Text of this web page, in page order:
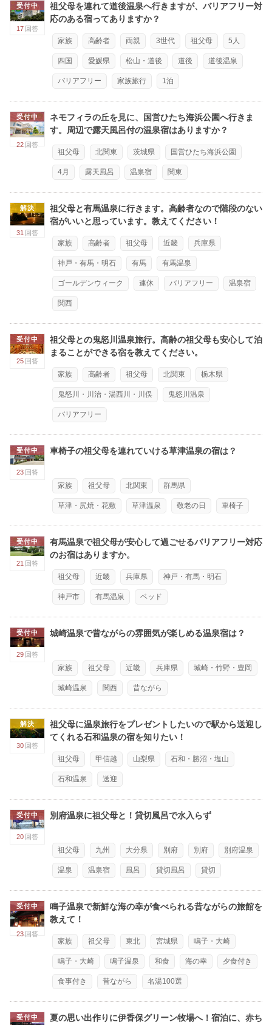
受付中
17 回答
祖父母を連れて道後温泉へ行きますが、バリアフリー対
応のある宿ってありますか？
家族 高齢者 両親 3世代 祖父母 5人
四国 愛媛県 松山・道後 道後 道後温泉
バリアフリー 家族旅行 1泊
受付中
22 回答
ネモフィラの丘を見に、国営ひたち海浜公園へ行きま
す。周辺で露天風呂付の温泉宿はありますか？
祖父母 北関東 茨城県 国営ひたち海浜公園
4月 露天風呂 温泉宿 関東
解決
31 回答
祖父母と有馬温泉に行きます。高齢者なので階段のない
宿がいいと思っています。教えてください！
家族 高齢者 祖父母 近畿 兵庫県
神戸・有馬・明石 有馬 有馬温泉
ゴールデンウィーク 連休 バリアフリー 温泉宿
関西
受付中
25 回答
祖父母との鬼怒川温泉旅行。高齢の祖父母も安心して泊
まることができる宿を教えてください。
家族 高齢者 祖父母 北関東 栃木県
鬼怒川・川治・湯西川・川俣 鬼怒川温泉
バリアフリー
受付中
23 回答
車椅子の祖父母を連れていける草津温泉の宿は？
家族 祖父母 北関東 群馬県
草津・尻焼・花敷 草津温泉 敬老の日 車椅子
受付中
21 回答
有馬温泉で祖父母が安心して過ごせるバリアフリー対応
のお宿はありますか。
祖父母 近畿 兵庫県 神戸・有馬・明石
神戸市 有馬温泉 ベッド
受付中
29 回答
城崎温泉で昔ながらの雰囲気が楽しめる温泉宿は？
家族 祖父母 近畿 兵庫県 城崎・竹野・豊岡
城崎温泉 関西 昔ながら
解決
30 回答
祖父母に温泉旅行をプレゼントしたいので駅から送迎し
てくれる石和温泉の宿を知りたい！
祖父母 甲信越 山梨県 石和・勝沼・塩山
石和温泉 送迎
受付中
20 回答
別府温泉に祖父母と！貸切風呂で水入らず
祖父母 九州 大分県 別府 別府 別府温泉
温泉 温泉宿 風呂 貸切風呂 貸切
受付中
23 回答
鳴子温泉で新鮮な海の幸が食べられる昔ながらの旅館を
教えて！
家族 祖父母 東北 宮城県 鳴子・大崎
鳴子・大崎 鳴子温泉 和食 海の幸 夕食付き
食事付き 昔ながら 名湯100選
受付中
夏の思い出作りに伊香保グリーン牧場へ！宿泊に、赤ち